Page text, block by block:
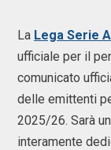
La Lega Serie A
ufficiale per il
comunicato
delle emittenti
2025/26. Sarà
interamente